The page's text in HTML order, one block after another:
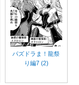
パズドラま！龍祭
り編7 (2)